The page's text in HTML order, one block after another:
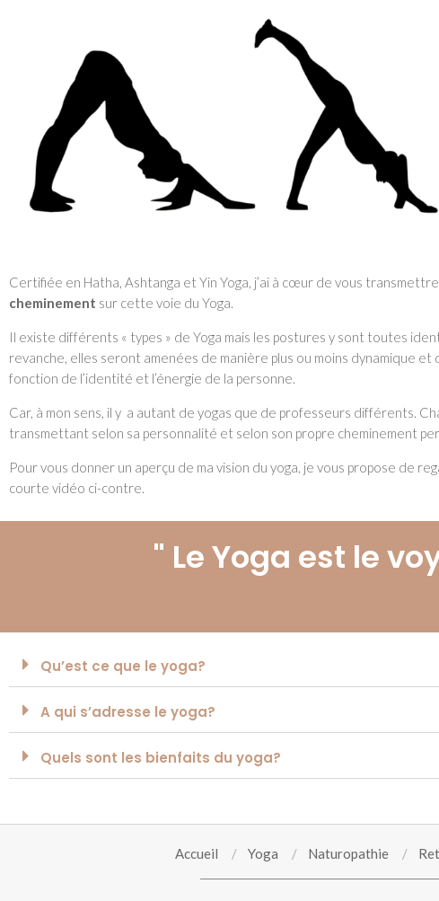
Certifiée en Hatha, Ashtanga et Yin Yoga, j’ai à cœur de vous
cheminement sur cette voie du Yoga.
Il existe différents « types » de Yoga mais les postures y sont toutes
revanche, elles seront amenées de manière plus ou moins dynamique
fonction de l’identité et l’énergie de la personne.
Car, à mon sens, il y a autant de yogas que de professeurs différents.
transmettant selon sa personnalité et selon son propre cheminement
Pour vous donner un aperçu de ma vision du yoga, je vous propose de
courte vidéo ci-contre.
" Le Yoga est le
Qu’est ce que le yoga?
A qui s’adresse le yoga?
Quels sont les bienfaits du yoga?
Accueil Yoga Naturopathie